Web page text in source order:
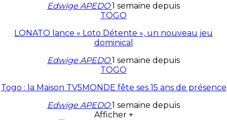
Edwige APEDO1 semaine depuis
TOGO
LONATO lance « Loto Détente », un nouveau jeu
dominical
Edwige APEDO1 semaine depuis
TOGO
Togo : la Maison TV5MONDE fête ses 15 ans de présence
Edwige APEDO1 semaine depuis
Afficher +